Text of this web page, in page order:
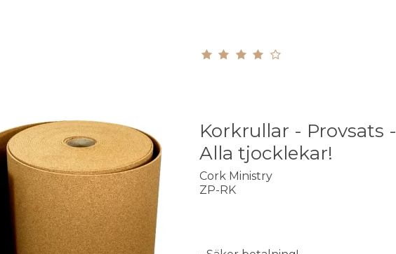
Korkrullar - Provsats -
Alla tjocklekar!
Cork Ministry
ZP-RK